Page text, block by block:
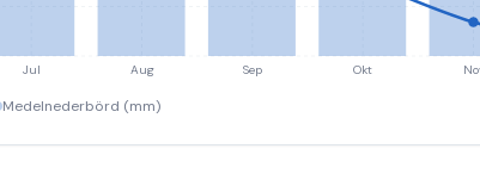
Jul Aug Sep Okt
Medelnederbörd (mm)